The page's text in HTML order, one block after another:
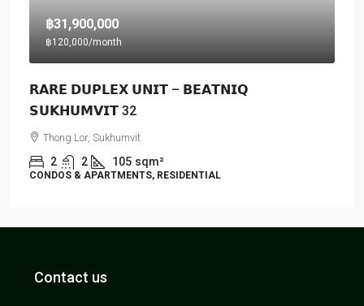
฿31,900,000
฿120,000/month
𝗥𝗔𝗥𝗘 𝗗𝗨𝗣𝗟𝗘𝗫 𝗨𝗡𝗜𝗧 – 𝗕𝗘𝗔𝗧𝗡𝗜𝗤
𝗦𝗨𝗞𝗛𝗨𝗠𝗩𝗜𝗧 32
Thong Lor, Sukhumvit
2 2 105 sqm²
CONDOS & APARTMENTS, RESIDENTIAL
Contact us